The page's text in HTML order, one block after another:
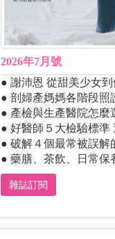
2026年7月號
● 謝沛恩 從甜美少女
● 剖婦產媽媽各階段照
● 產檢與生產醫院怎麼
● 好醫師５大檢驗標準
● 破解４個最常被誤解
● 藥膳、茶飲、日常保
雜誌訂閱